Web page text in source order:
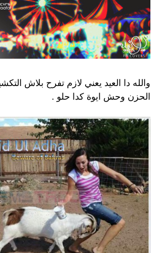
والله دا العيد يعني لازم تفرح بلاش
الحزن وحش ايوة كدا حلو .